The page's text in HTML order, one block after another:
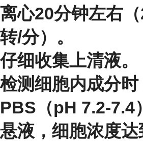
离心20分钟左右
转/分）。
仔细收集上清液。
检测细胞内成分时
PBS（pH 7.2-7.4
悬液，细胞浓度